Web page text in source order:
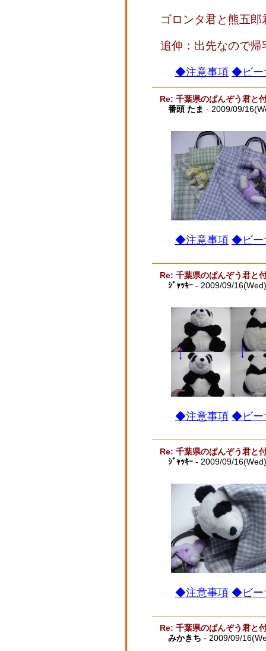
ゴロンタ君と熊五
追伸：出先なので
◆注意事項 ◆ビー
Re: 千葉県のぱんぞう君と
番頭 たま - 2009/09/
◆注意事項 ◆ビー
Re: 千葉県のぱんぞう君と
ｼﾞｬｯｷｰ - 2009/09/
◆注意事項 ◆ビー
Re: 千葉県のぱんぞう君と
ｼﾞｬｯｷｰ - 2009/09/
◆注意事項 ◆ビー
Re: 千葉県のぱんぞう君と
みかきち - 2009/09/